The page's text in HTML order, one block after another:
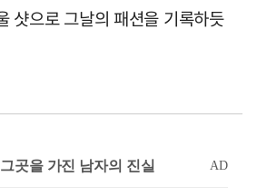
샷으로 그날의 패션을 기록하듯